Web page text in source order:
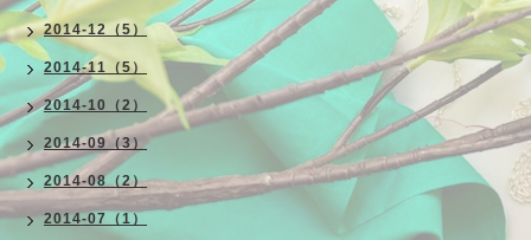
2014-12（5）
2014-11（5）
2014-10（2）
2014-09（3）
2014-08（2）
2014-07（1）